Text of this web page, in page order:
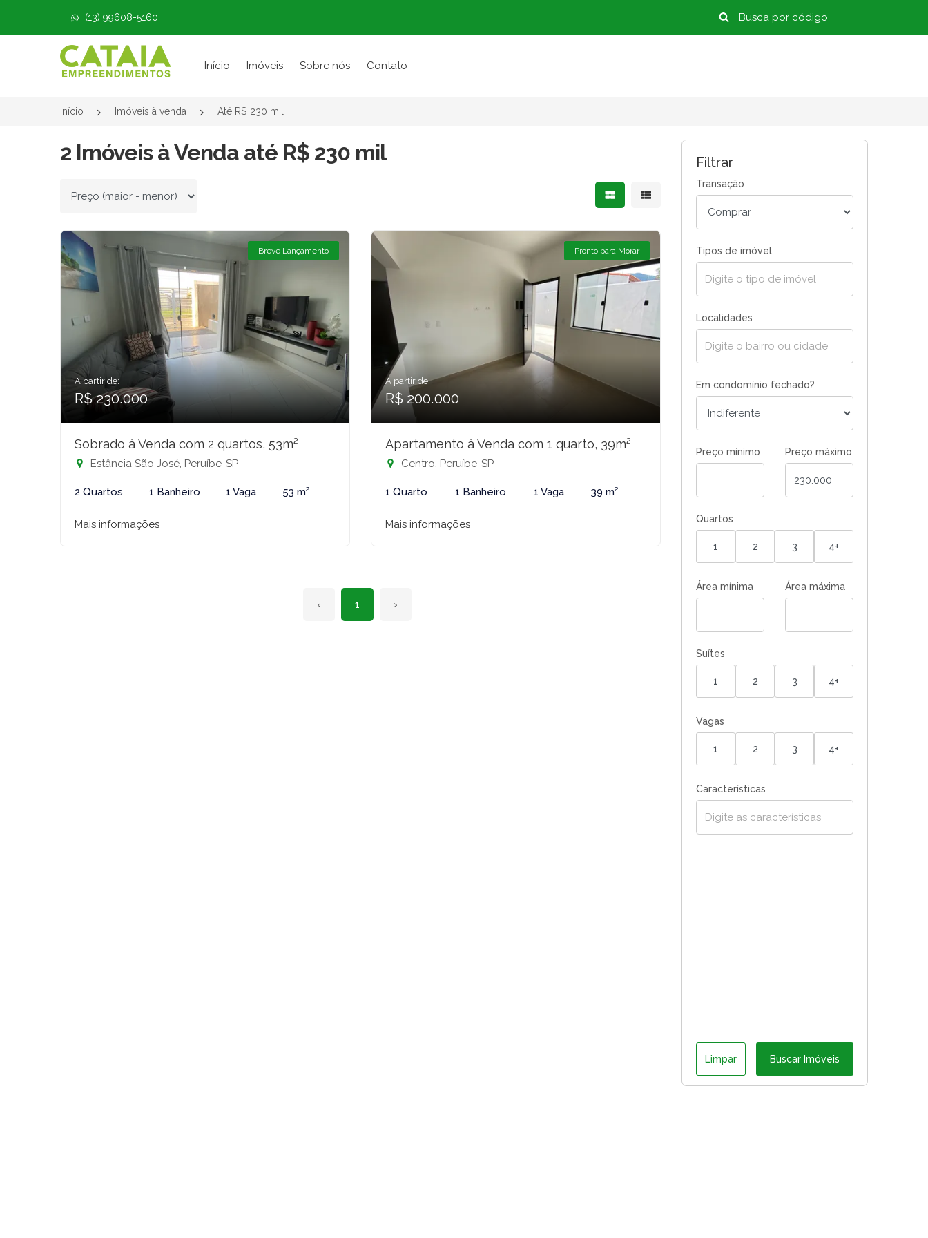
(13) 99608-5160
Página inicial
Início Imóveis Sobre nós Contato
Início Imóveis à venda Até R$ 230 mil
2 Imóveis à Venda até R$ 230 mil
Ordenar por Mostrar resultados em grade
Mostrar resultados em lista
Breve Lançamento
A partir de:
R$ 230.000
Sobrado à Venda com 2 quartos, 53m²
Estância São José, Peruíbe-SP
2 Quartos 1 Banheiro 1 Vaga 53 m²
Mais informações
Pronto para Morar
A partir de:
R$ 200.000
Apartamento à Venda com 1 quarto, 39m²
Centro, Peruíbe-SP
1 Quarto 1 Banheiro 1 Vaga 39 m²
Mais informações
‹ 1 ›
Filtrar
Transação
Tipos de imóvel
Localidades
Em condomínio fechado?
Preço mínimo Preço máximo
Quartos
1 2 3 4+
Área mínima Área máxima
Suítes
1 2 3 4+
Vagas
1 2 3 4+
Características
Limpar Buscar Imóveis